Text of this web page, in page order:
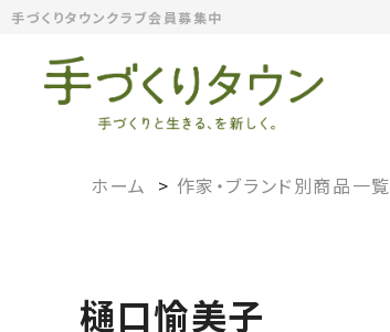
手づくりタウンクラブ会員募集中
ホーム > 作家・ブランド別商品一覧
樋口愉美子